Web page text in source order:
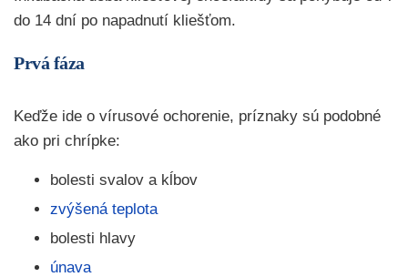
do 14 dní po napadnutí kliešťom.
Prvá fáza
Keďže ide o vírusové ochorenie, príznaky sú podobné
ako pri chrípke:
bolesti svalov a kĺbov
zvýšená teplota
bolesti hlavy
únava